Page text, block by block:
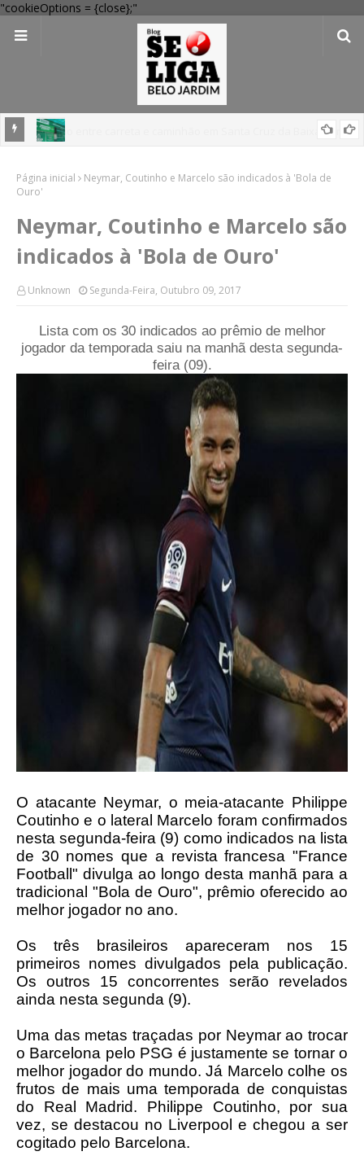
"cookieOptions = {close};"
compras
Página inicial
Neymar, Coutinho e Marcelo são indicados à 'Bola de
Ouro'
Neymar, Coutinho e Marcelo são
indicados à 'Bola de Ouro'
Unknown Segunda-Feira, Outubro 09, 2017
Lista com os 30 indicados ao prêmio de melhor
jogador da temporada saiu na manhã desta segunda-
feira (09).
O atacante Neymar, o meia-atacante Philippe
Coutinho e o lateral Marcelo foram confirmados
nesta segunda-feira (9) como indicados na lista
de 30 nomes que a revista francesa "France
Football" divulga ao longo desta manhã para a
tradicional "Bola de Ouro", prêmio oferecido ao
melhor jogador no ano.
Os três brasileiros apareceram nos 15
primeiros nomes divulgados pela publicação.
Os outros 15 concorrentes serão revelados
ainda nesta segunda (9).
Uma das metas traçadas por Neymar ao trocar
o Barcelona pelo PSG é justamente se tornar o
melhor jogador do mundo. Já Marcelo colhe os
frutos de mais uma temporada de conquistas
do Real Madrid. Philippe Coutinho, por sua
vez, se destacou no Liverpool e chegou a ser
cogitado pelo Barcelona.